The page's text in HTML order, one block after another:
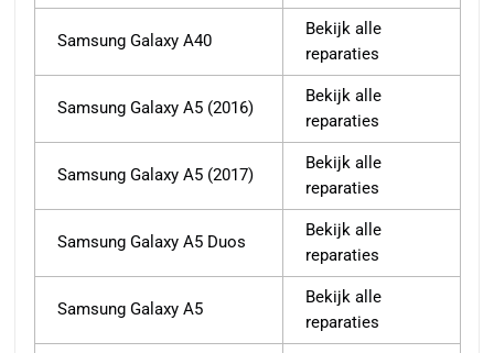
Samsung Galaxy A40
Bekijk alle
reparaties
Samsung Galaxy A5 (2016)
Bekijk alle
reparaties
Samsung Galaxy A5 (2017)
Bekijk alle
reparaties
Samsung Galaxy A5 Duos
Bekijk alle
reparaties
Samsung Galaxy A5
Bekijk alle
reparaties